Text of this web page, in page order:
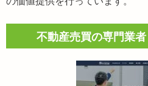
不動産売買の専門業者